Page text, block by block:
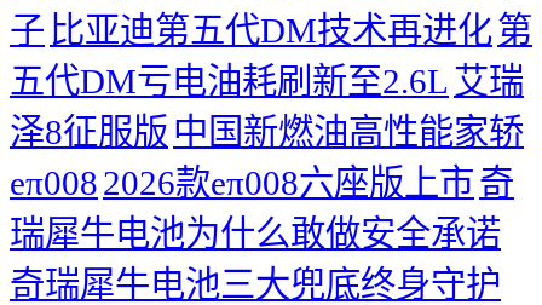
子 比亚迪第五代DM技术再进化第
五代DM亏电油耗刷新至2.6L 艾瑞
泽8征服版 中国新燃油高性能家轿
eπ0082026款eπ008六座版上市奇
瑞犀牛电池为什么敢做安全承诺
奇瑞犀牛电池三大兜底终身守护